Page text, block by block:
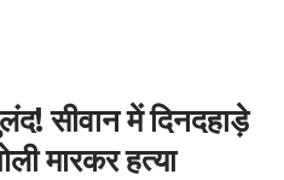
सीवान में दिनदहाड़े
मारकर हत्या